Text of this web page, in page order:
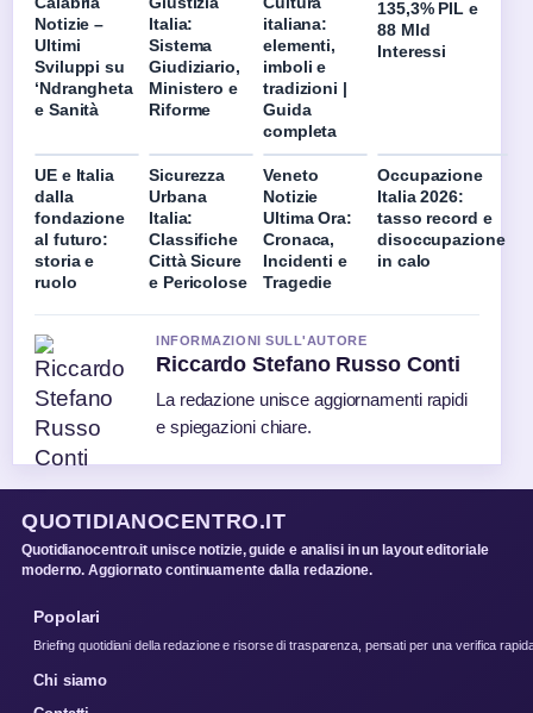
Notizie –
Ultimi
Sviluppi su
‘Ndrangheta
e Sanità
Italia:
Sistema
Giudiziario,
Ministero e
Riforme
italiana:
elementi,
imboli e
tradizioni |
Guida
completa
135,3% PIL e
88 Mld
Interessi
UE e Italia
dalla
fondazione
al futuro:
storia e
ruolo
Sicurezza
Urbana
Italia:
Classifiche
Città Sicure
e Pericolose
Veneto
Notizie
Ultima Ora:
Cronaca,
Incidenti e
Tragedie
Occupazione
Italia 2026:
tasso record e
disoccupazione
in calo
INFORMAZIONI SULL'AUTORE
Riccardo Stefano Russo Conti
La redazione unisce aggiornamenti rapidi
e spiegazioni chiare.
QUOTIDIANOCENTRO.IT
Quotidianocentro.it unisce notizie, guide e analisi in un layout editoriale
moderno. Aggiornato continuamente dalla redazione.
Popolari
Briefing quotidiani della redazione e risorse di trasparenza, pensati per una verifica
Chi siamo